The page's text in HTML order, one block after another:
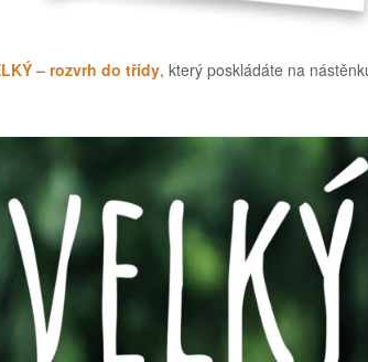
– rozvrh do třídy, který poskládáte na